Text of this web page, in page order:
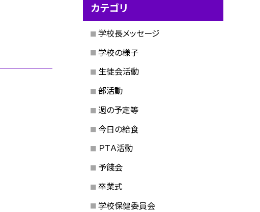
カテゴリ
学校長メッセージ
学校の様子
生徒会活動
部活動
週の予定等
今日の給食
ＰＴＡ活動
予餞会
卒業式
学校保健委員会